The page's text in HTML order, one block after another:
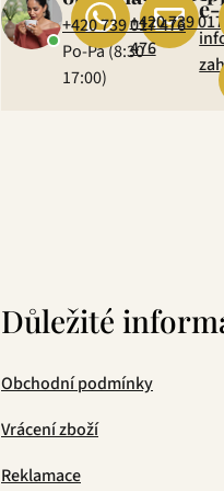
+420 739 017 476
Po-Pá (8:30 –
17:00)
+420 739 017
476
Důležité
Obchodní podmínky
Vrácení zboží
Reklamace